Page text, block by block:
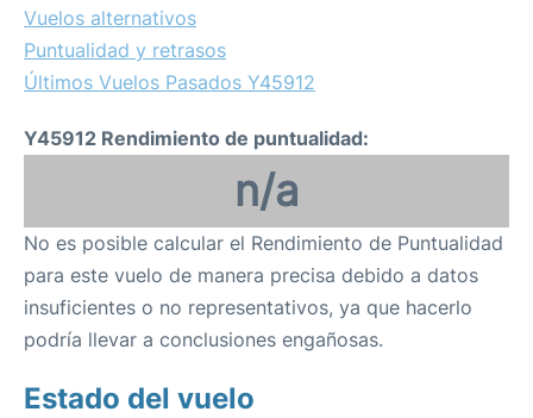
Vuelos alternativos
Puntualidad y retrasos
Últimos Vuelos Pasados Y45912
Y45912 Rendimiento de puntualidad:
n/a
No es posible calcular el Rendimiento de Puntualidad
para este vuelo de manera precisa debido a datos
insuficientes o no representativos, ya que hacerlo
podría llevar a conclusiones engañosas.
Estado del vuelo